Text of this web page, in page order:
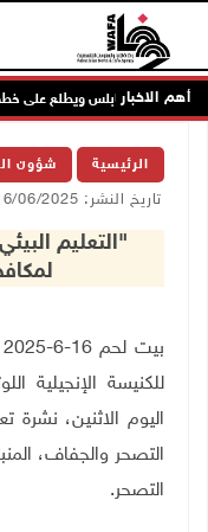
أهم الاخبار
بلدي نابلس ويطلع على خطط
الرئيسية شؤون
تاريخ النشر: 16/06/2025 05:35 م
"التعليم
للكنيسة الإنجيلية
اليوم الاثنين، نشرة
التصحر والجفاف،
التصحر.